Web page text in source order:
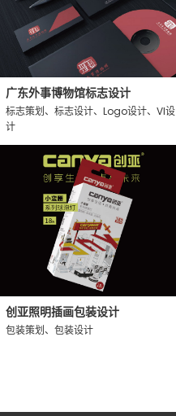
广东外事博物馆标志设计
标志策划、标志设计、Logo设计、VI设
计
创亚照明插画包装设计
包装策划、包装设计